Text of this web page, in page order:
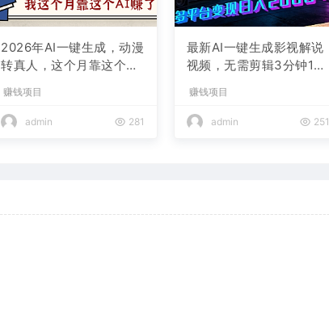
2026年AI一键生成，动漫
转真人，这个月靠这个AI
赚钱项目
admin 281
最新AI一键生成影视解说
视频，无需剪辑3分钟1
现日入2000+
赚钱项目
admin 251